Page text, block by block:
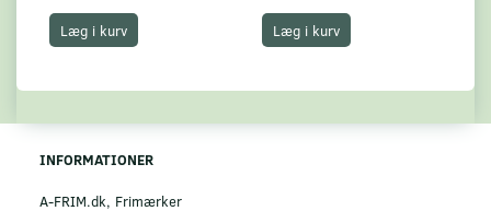
Læg i kurv Læg i kurv
INFORMATIONER
A-FRIM.dk, Frimærker